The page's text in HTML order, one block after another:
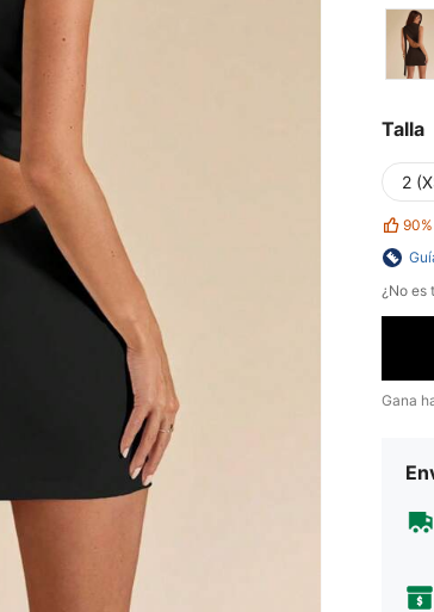
Talla
2
90%
¿No es
Gana